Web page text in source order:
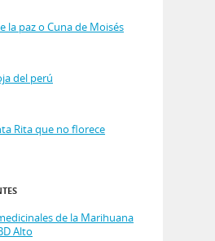
la paz o Cuna de Moisés
del perú
Rita que no florece
de la Marihuana
Alto